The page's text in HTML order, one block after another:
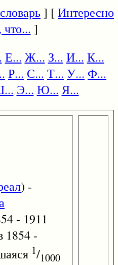
] [Интересно
что... ]
Е... Ж... З... И... К...
Р... С... Т... У... Ф...
Э... Ю... Я...
) -
- 1911
1854 -
1/1000